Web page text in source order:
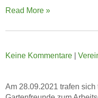
Read More »
Keine Kommentare |
Am 28.09.2021 trafen